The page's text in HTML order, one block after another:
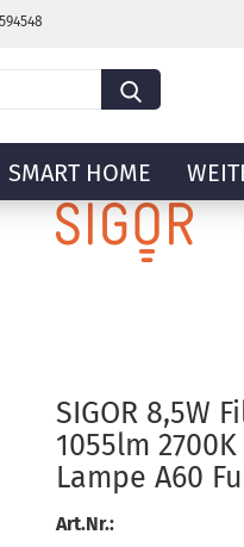
SMART HOME
SIGOR 8,5W
1055lm
Lampe A60
Art.Nr.: